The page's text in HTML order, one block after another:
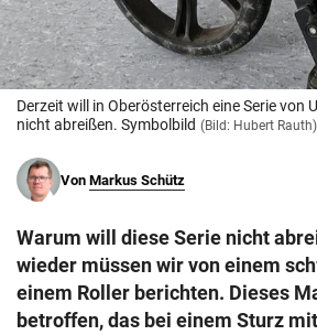
© Krone Multimedia GmbH & Co KG 2026
Muthgasse 2, 1190 Wien
Derzeit will in Oberösterreich eine Serie von
nicht abreißen. Symbolbild (Bild: Hubert Rauth)
Von Markus Schütz
Warum will diese Serie nicht
wieder müssen wir von einem
einem Roller berichten. Dieses
betroffen, das bei einem Sturz